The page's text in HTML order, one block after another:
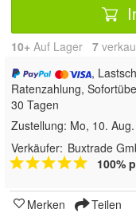
10+ Auf Lager 7
,
Ratenzahlung,
30 Tagen
Zustellung: Mo, 10.
Verkäufer: Buxtrade
100%
Merken Teilen